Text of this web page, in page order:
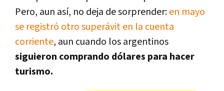
Pero, aun así, no deja de sorprender:en mayo
se registró otro superávit en la cuenta
corriente, aun cuando los argentinos
siguieron comprando dólares para hacer
turismo.